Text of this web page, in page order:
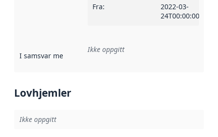
Fra:
2022-03-
24T00:00:00Z
I samsvar med Referanse til en implementasjonsregel
Ikke oppgitt
Lovhjemler
Ikke oppgitt